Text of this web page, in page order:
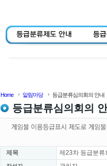
Home 알림마당 등급분류심의회의 안내
등급분류심의회의
제목 제23차 등급분류